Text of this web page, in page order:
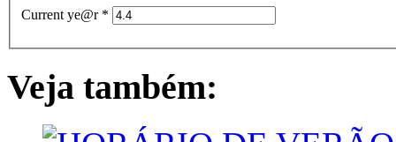
Current ye@r *
Veja também: